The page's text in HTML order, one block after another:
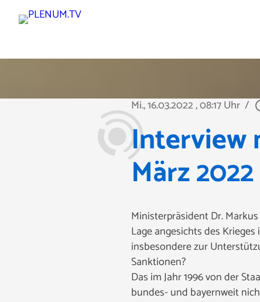
Mi., 16.03.2022, 08:17 Uhr /
Interview
März 2022
Ministerpräsident Dr.
Lage angesichts des
insbesondere zur
Sanktionen?
Das im Jahr 1996 von der
bundes- und bayernweit